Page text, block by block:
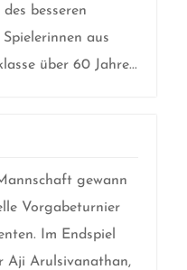
besseren
aus
über 60 Jahre...
gewann
Vorgabeturnier
Im Endspiel
Aji Arulsivanathan,